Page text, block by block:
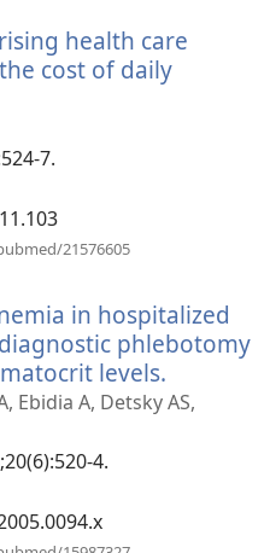
窗
口）
health care
cost of daily
7.
21576605
窗
口）
in hospitalized
phlebotomy
levels.
开
Ebidia A, Detsky AS,
4.